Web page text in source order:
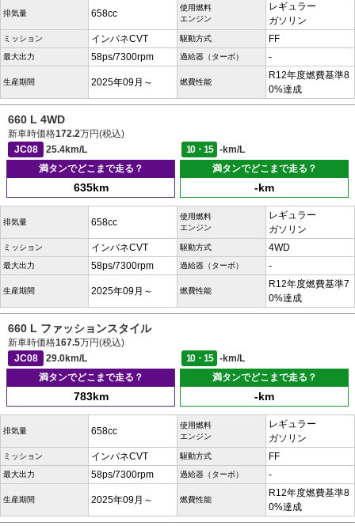
排気量 658cc
使用燃料
エンジン
レギュラー
ガソリン
ミッション インパネCVT 駆動方式 FF
最大出力 58ps/7300rpm 過給器（ターボ） -
生産期間 2025年09月～ 燃費性能
R12年度燃費基準8
0%達成
660 L 4WD
新車時価格172.2万円(税込)
JC08
25.4km/L 10・15
-km/L
満タンでどこまで走る？
635km
満タンでどこまで走る？
-km
排気量 658cc
使用燃料
エンジン
レギュラー
ガソリン
ミッション インパネCVT 駆動方式 4WD
最大出力 58ps/7300rpm 過給器（ターボ） -
生産期間 2025年09月～ 燃費性能
R12年度燃費基準7
0%達成
660 L ファッションスタイル
新車時価格167.5万円(税込)
JC08
29.0km/L 10・15
-km/L
満タンでどこまで走る？
783km
満タンでどこまで走る？
-km
排気量 658cc
使用燃料
エンジン
レギュラー
ガソリン
ミッション インパネCVT 駆動方式 FF
最大出力 58ps/7300rpm 過給器（ターボ） -
生産期間 2025年09月～ 燃費性能
R12年度燃費基準8
0%達成